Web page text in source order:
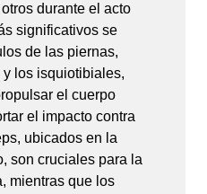
durante el acto
significativos se
de las piernas,
y los isquiotibiales,
el cuerpo
el impacto contra
ubicados en la
son cruciales para la
mientras que los